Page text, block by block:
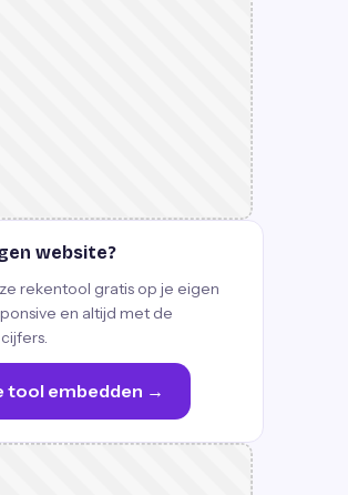
website?
rekentool gratis op je eigen
en altijd met de
tool embedden →